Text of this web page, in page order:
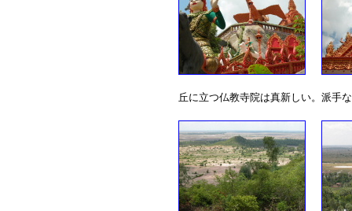
丘に立つ仏教寺院は真新しい。派手